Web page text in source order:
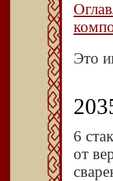
Это
6
от